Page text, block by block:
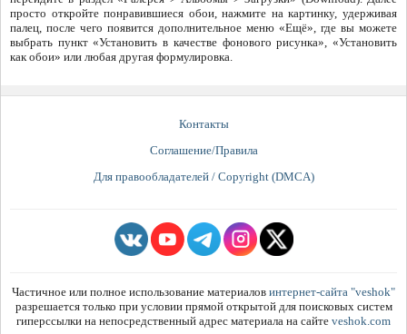
просто откройте понравившиеся обои, нажмите на картинку, удерживая
палец, после чего появится дополнительное меню «Ещё», где вы можете
выбрать пункт «Установить в качестве фонового рисунка», «Установить
как обои» или любая другая формулировка.
Контакты
Соглашение/Правила
Для правообладателей / Copyright (DMCA)
Частичное или полное использование материалов интернет-сайта "veshok"
разрешается только при условии прямой открытой для поисковых систем
гиперссылки на непосредственный адрес материала на сайте veshok.com